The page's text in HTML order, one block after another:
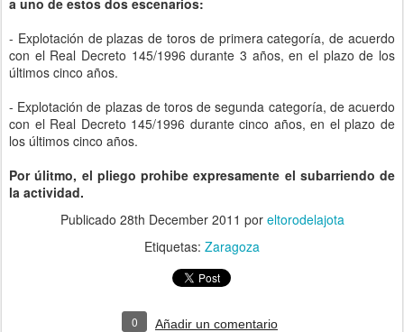
a uno de estos dos escenarios:
- Explotación de plazas de toros de primera categoría, de acuerdo
con el Real Decreto 145/1996 durante 3 años, en el plazo de los
últimos cinco años.
- Explotación de plazas de toros de segunda categoría, de acuerdo
con el Real Decreto 145/1996 durante cinco años, en el plazo de
los últimos cinco años.
Por úlitmo, el pliego prohibe expresamente el subarriendo de
la actividad.
Publicado 28th December 2011 por eltorodelajota
Etiquetas: Zaragoza
0 Añadir un comentario